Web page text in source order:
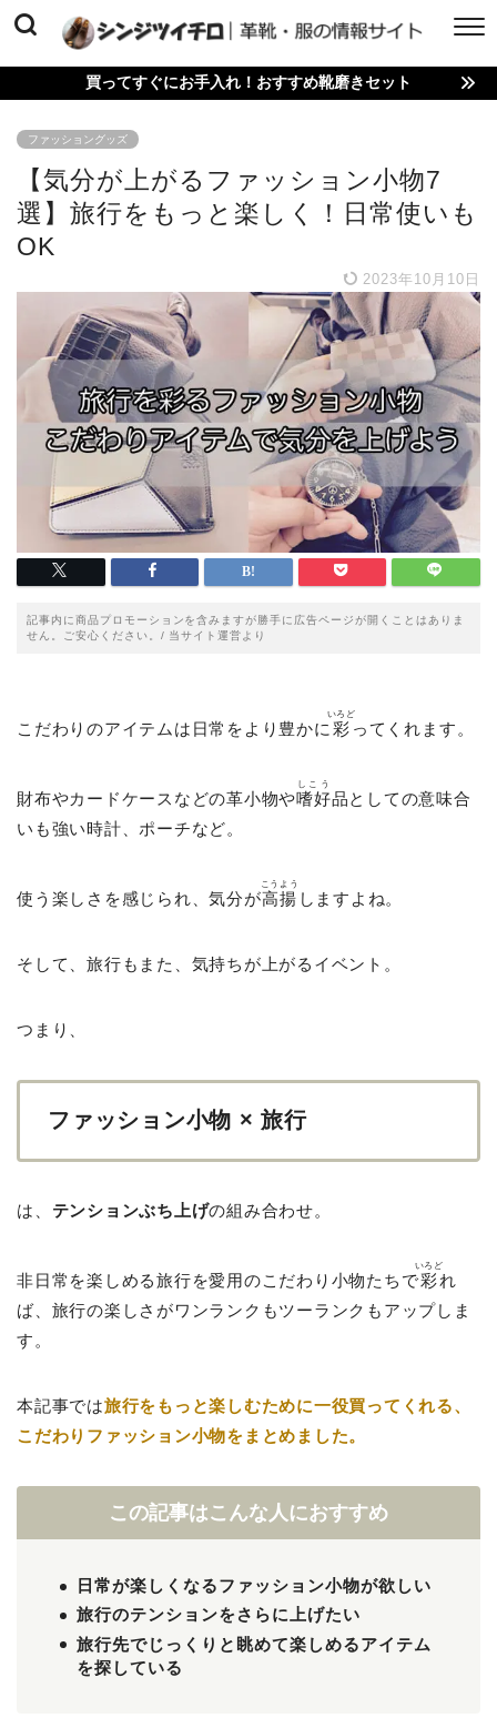
買ってすぐにお手入れ！おすすめ靴磨きセット
ファッショングッズ
【気分が上がるファッション小物7
選】旅行をもっと楽しく！日常使いも
OK
2023年10月10日
記事内に商品プロモーションを含みますが勝手に広告ページが開くことはありま
せん。ご安心ください。/ 当サイト運営より
こだわりのアイテムは日常をより豊かに 彩
いろど
ってくれます。
財布やカードケースなどの革小物や嗜好
しこう
品としての意味合
いも強い時計、ポーチなど。
使う楽しさを感じられ、気分が高揚
こうよう
しますよね。
そして、旅行もまた、気持ちが上がるイベント。
つまり、
ファッション小物 × 旅行
は、 テンションぶち上げの組み合わせ。
非日常を楽しめる旅行を愛用のこだわり小物たちで彩
いろど
れ
ば、旅行の楽しさがワンランクもツーランクもアップしま
す。
本記事では旅行をもっと楽しむために一役買ってくれる、
こだわりファッション小物をまとめました。
この記事はこんな人におすすめ
日常が楽しくなるファッション小物が欲しい
旅行のテンションをさらに上げたい
旅行先でじっくりと眺めて楽しめるアイテム
を探している